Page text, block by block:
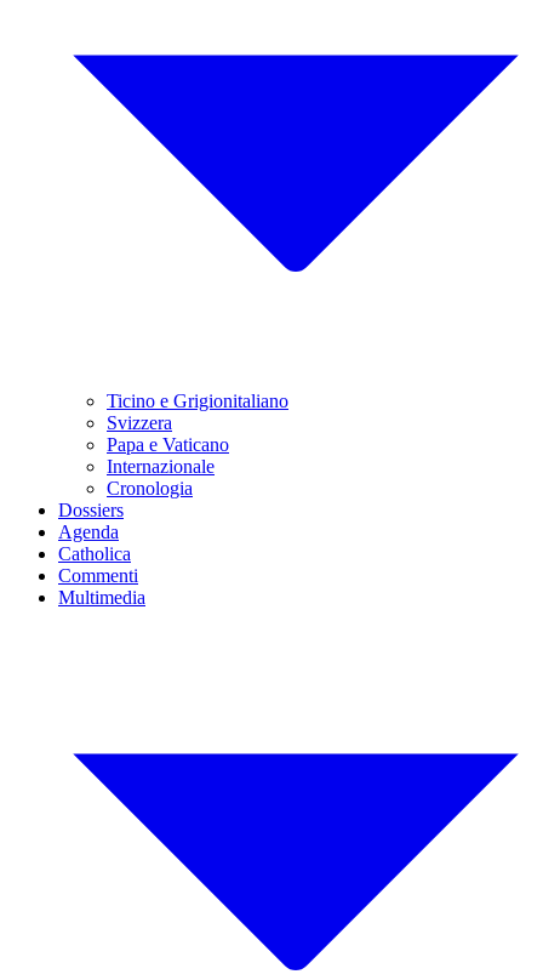
Ticino e Grigionitaliano
Svizzera
Papa e Vaticano
Internazionale
Cronologia
Dossiers
Agenda
Catholica
Commenti
Multimedia